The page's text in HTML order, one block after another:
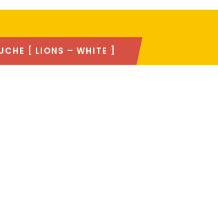
[ LIONS – WHITE ]